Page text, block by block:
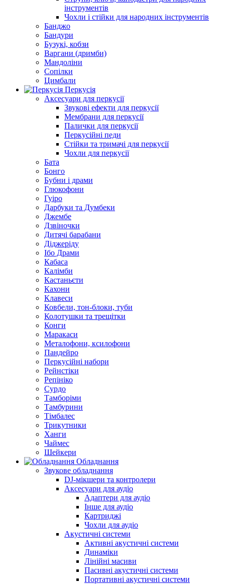
інструментів
Чохли і стійки для народних інструментів
Банджо
Бандури
Бузукі, кобзи
Варгани (дримби)
Мандоліни
Сопілки
Цимбали
Перкусія
Аксесуари для перкусії
Звукові ефекти для перкусії
Мембрани для перкусії
Палички для перкусії
Перкусійні педи
Стійки та тримачі для перкусії
Чохли для перкусії
Бата
Бонго
Бубни і драми
Глюкофони
Гуіро
Дарбуки та Думбеки
Джембе
Дзвіночки
Дитячі барабани
Діджеріду
Ібо Драми
Кабаса
Калімби
Кастаньєти
Кахони
Клавеси
Ковбели, тон-блоки, туби
Колотушки та трещітки
Конги
Маракаси
Металофони, ксилофони
Пандейро
Перкусійні набори
Рейнстіки
Репініко
Сурдо
Тамборіми
Тамбурини
Тімбалес
Трикутники
Ханги
Чаймес
Шейкери
Обладнання
Звукове обладнання
DJ-мікшери та контролери
Аксесуари для аудіо
Адаптери для аудіо
Інше для аудіо
Картриджі
Чохли для аудіо
Акустичні системи
Активні акустичні системи
Динаміки
Лінійні масиви
Пасивні акустичні системи
Портативні акустичні системи